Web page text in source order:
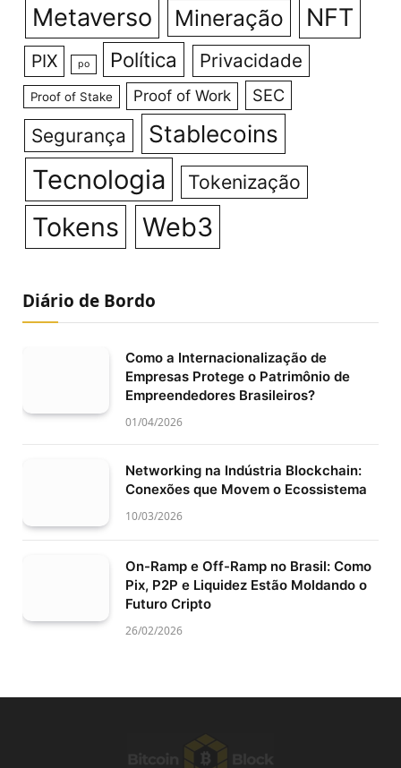
Metaverso
Mineração NFT
PIX po Política Privacidade
Proof of Stake Proof of Work SEC
Segurança Stablecoins
Tecnologia Tokenização
Tokens Web3
Diário de Bordo
Como a Internacionalização de
Empresas Protege o Patrimônio de
Empreendedores Brasileiros?
01/04/2026
Networking na Indústria Blockchain:
Conexões que Movem o Ecossistema
10/03/2026
On-Ramp e Off-Ramp no Brasil: Como
Pix, P2P e Liquidez Estão Moldando o
Futuro Cripto
26/02/2026